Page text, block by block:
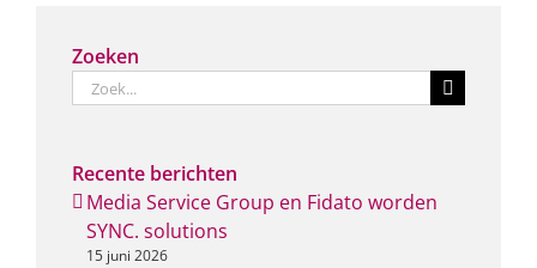
Zoeken
Zoeken
naar:
Recente berichten
Media Service Group en Fidato worden
SYNC. solutions
15 juni 2026